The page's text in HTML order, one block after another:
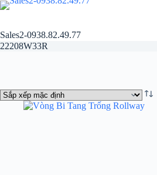
Chuyển
nội
dung
Sales2-0938.82.49.77
22208W33R